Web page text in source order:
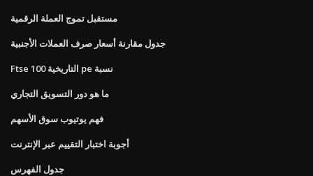
مستقبل تموج العملة الرقمية
جدول مقارنة أسعار صرف العملات الأجنبية
Ftse التاريخية 100 pe نسبة
ما هو دور التسويق التجاري
فهم يوتيوب سوق الأسهم
أجوبة اختبار التقييم عبر الإنترنت
جدول الفهرس